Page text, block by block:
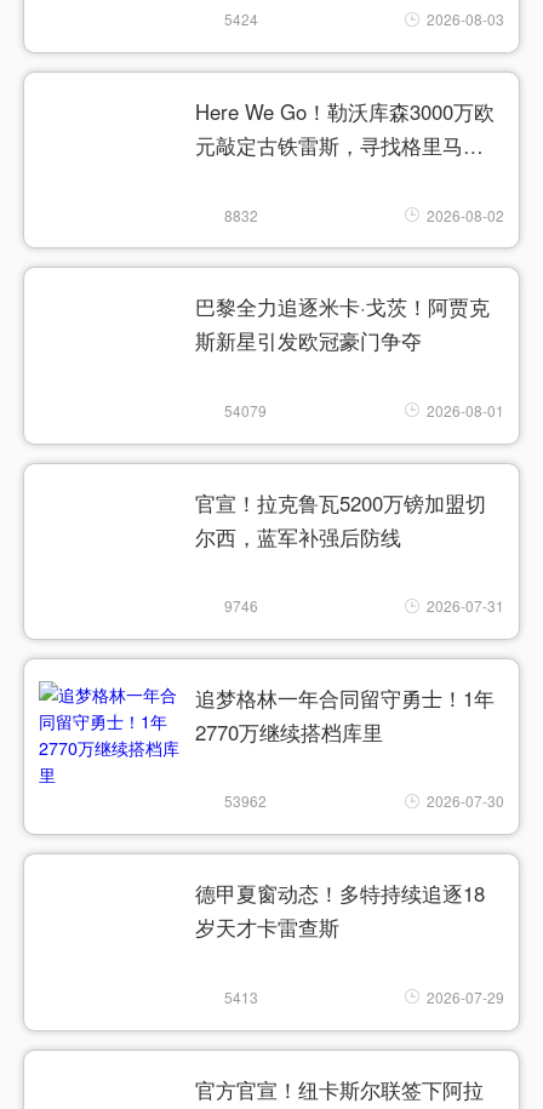
5424 2026-08-03
Here We Go！勒沃库森3000万欧
元敲定古铁雷斯，寻找格里马尔
8832 2026-08-02
巴黎全力追逐米卡·戈茨！阿贾克
斯新星引发欧冠豪门争夺
54079 2026-08-01
官宣！拉克鲁瓦5200万镑加盟切
尔西，蓝军补强后防线
9746 2026-07-31
追梦格林一年合同留守勇士！1年
2770万继续搭档库里
53962 2026-07-30
德甲夏窗动态！多特持续追逐18
岁天才卡雷查斯
5413 2026-07-29
官方官宣！纽卡斯尔联签下阿拉